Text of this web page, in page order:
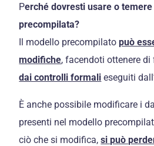
Perché dovresti usare o
precompilata?
Il modello precompilatopuò
modifiche, facendoti ottenere di
dai controlli formali eseguiti
È anche possibile modificare i
presenti nel modello
ciò che si modifica,si può